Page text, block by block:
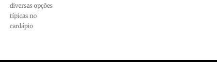
diversas opções
típicas no
cardápio